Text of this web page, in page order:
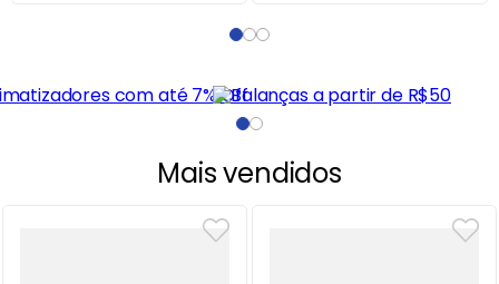
Mais vendidos